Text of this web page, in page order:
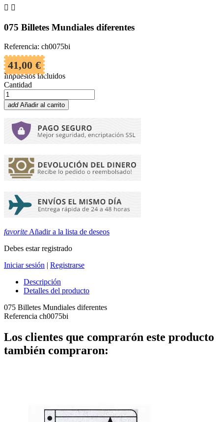
 
075 Billetes Mundiales diferentes
Referencia: ch0075bi
41,00 €
Impuestos incluidos
Cantidad
add Añadir al carrito
favorite Añadir a la lista de deseos
Debes estar registrado
Iniciar sesión | Registrarse
Descripción
Detalles del producto
075 Billetes Mundiales diferentes
Referencia ch0075bi
Los clientes que comprarón este producto
también compraron: